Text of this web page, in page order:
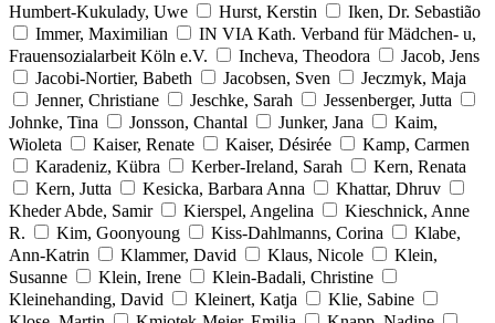
Humbert-Kukulady, Uwe
Hurst, Kerstin
Iken, Dr. Sebastião
Immer, Maximilian
IN VIA Kath. Verband für Mädchen- u,
Frauensozialarbeit Köln e.V.
Incheva, Theodora
Jacob, Jens
Jacobi-Nortier, Babeth
Jacobsen, Sven
Jeczmyk, Maja
Jenner, Christiane
Jeschke, Sarah
Jessenberger, Jutta
Johnke, Tina
Jonsson, Chantal Junker, Jana
Kaim,
Wioleta
Kaiser, Renate Kaiser, Désirée
Kamp, Carmen
Karadeniz, Kübra
Kerber-Ireland, Sarah
Kern, Renata
Kern, Jutta
Kesicka, Barbara Anna
Khattar, Dhruv
Kheder Abde, Samir
Kierspel, Angelina
Kieschnick, Anne
R.
Kim, Goonyoung Kiss-Dahlmanns, Corina
Klabe,
Ann-Katrin
Klammer, David Klaus, Nicole
Klein,
Susanne
Klein, Irene
Klein-Badali, Christine
Kleinehanding, David
Kleinert, Katja
Klie, Sabine